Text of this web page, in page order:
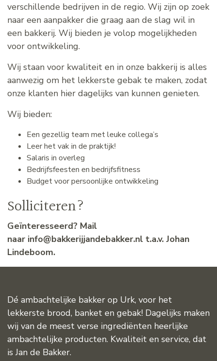
verschillende bedrijven in de regio. Wij zijn op zoek
naar een aanpakker die graag aan de slag wil in
een bakkerij. Wij bieden je volop mogelijkheden
voor ontwikkeling.
Wij staan voor kwaliteit en in onze bakkerij is alles
aanwezig om het lekkerste gebak te maken, zodat
onze klanten hier dagelijks van kunnen genieten.
Wij bieden:
Een gezellig team met leuke collega’s
Leer het vak in de praktijk!
Salaris in overleg
Bedrijfsfeesten en bedrijfsfitness
Budget voor persoonlijke ontwikkeling
Solliciteren?
Geïnteresseerd? Mail
naar info@bakkerijjandebakker.nl t.a.v. Johan
Lindeboom.
Dé ambachtelijke bakker op Urk, voor het
lekkerste brood, banket en gebak! Dagelijks maken
wij van de meest verse ingrediënten heerlijke
ambachtelijke producten. Kwaliteit en service, dat
is Jan de Bakker.